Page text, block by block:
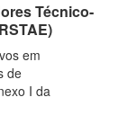
Técnico-
em
de
I da